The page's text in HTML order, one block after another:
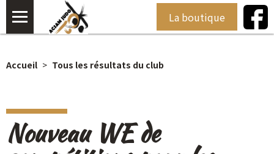
La boutique
Accueil Tous les résultats du club
Nouveau WE de